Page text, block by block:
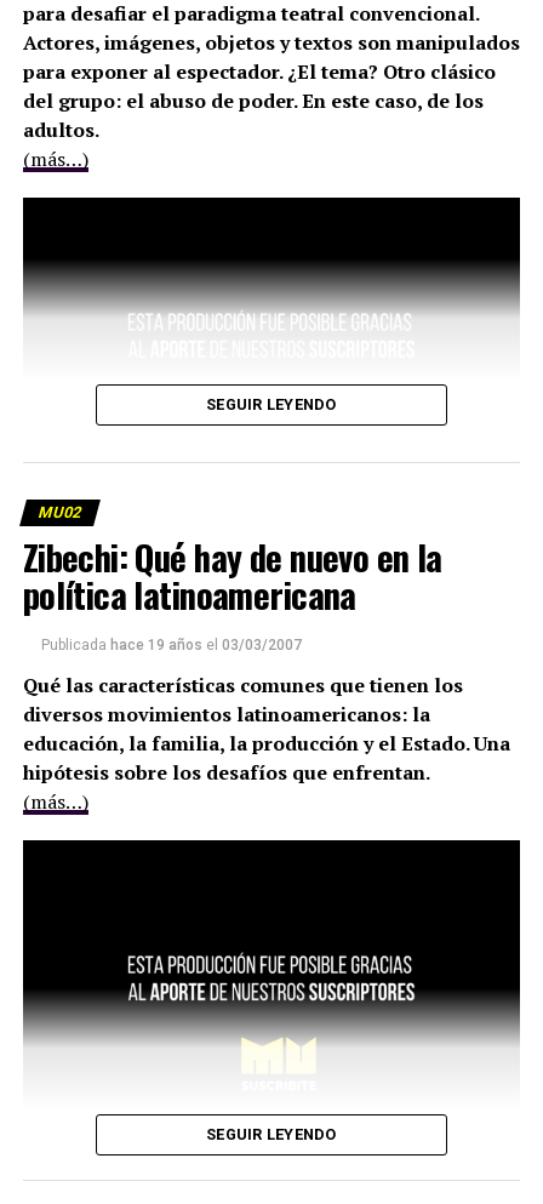
para desafiar el paradigma teatral convencional.
Actores, imágenes, objetos y textos son manipulados
para exponer al espectador. ¿El tema? Otro clásico
del grupo: el abuso de poder. En este caso, de los
adultos.
(más…)
SEGUIR LEYENDO
MU02
Zibechi: Qué hay de nuevo en la
política latinoamericana
Publicada hace 19 años el 03/03/2007
Qué las características comunes que tienen los
diversos movimientos latinoamericanos: la
educación, la familia, la producción y el Estado. Una
hipótesis sobre los desafíos que enfrentan.
(más…)
SEGUIR LEYENDO